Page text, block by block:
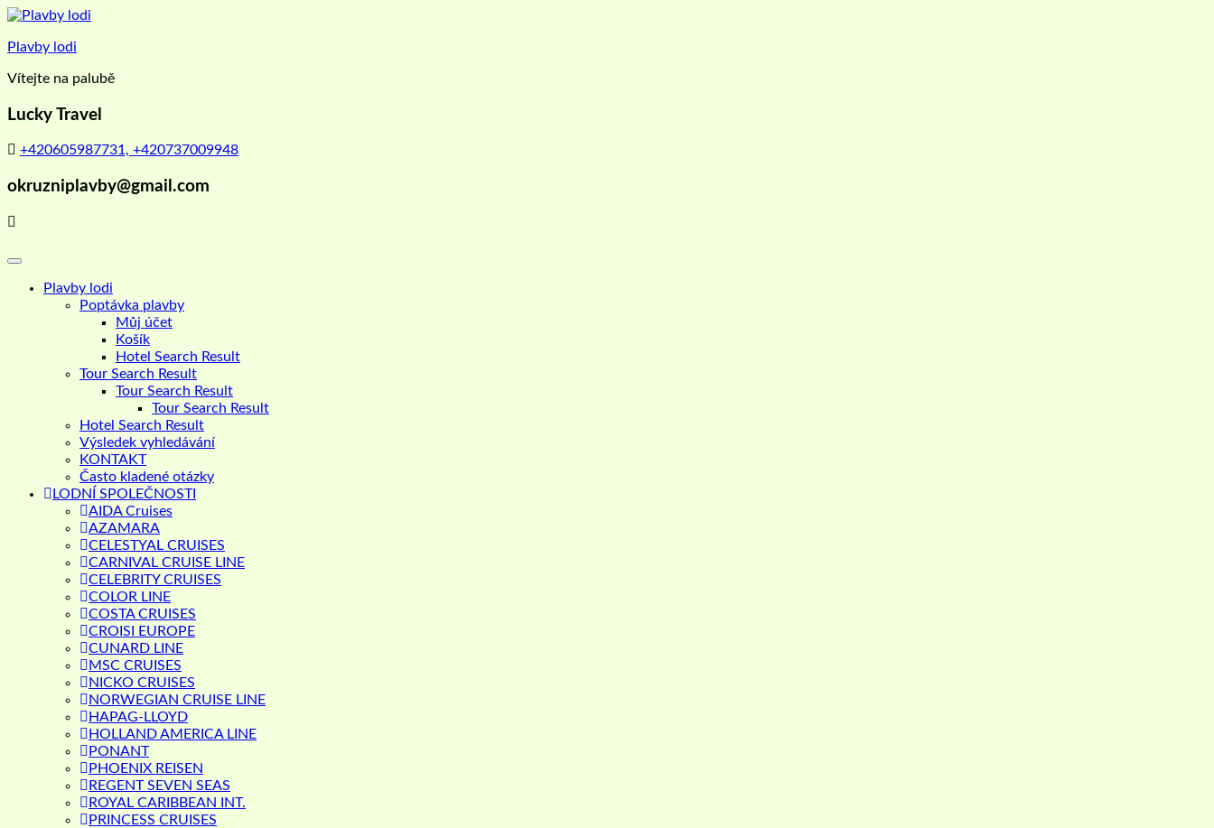
Skip
content
Plavby lodi
Vítejte na palubě
Lucky Travel
+420605987731, +420737009948
okruzniplavby@gmail.com
Plavby lodi
Poptávka plavby
Můj účet
Košík
Hotel Search Result
Tour Search Result
Tour Search Result
Tour Search Result
Hotel Search Result
Výsledek vyhledávání
KONTAKT
Často kladené otázky
LODNÍ SPOLEČNOSTI
AIDA Cruises
AZAMARA
CELESTYAL CRUISES
CARNIVAL CRUISE LINE
CELEBRITY CRUISES
COLOR LINE
COSTA CRUISES
CROISI EUROPE
CUNARD LINE
MSC CRUISES
NICKO CRUISES
NORWEGIAN CRUISE LINE
HAPAG-LLOYD
HOLLAND AMERICA LINE
PONANT
PHOENIX REISEN
REGENT SEVEN SEAS
ROYAL CARIBBEAN INT.
PRINCESS CRUISES